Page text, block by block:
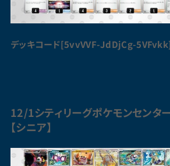
デッキコード[5vvVVF-JdDjCg-5VFvkk]
12/1シティリーグポケモンセンタ
【シニア】